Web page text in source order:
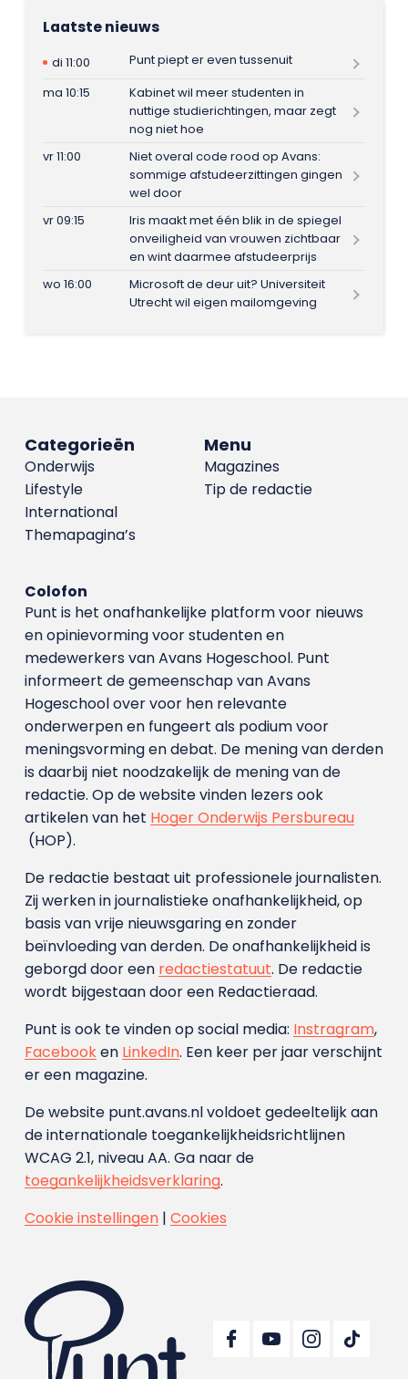
Laatste nieuws
di 11:00
Punt piept er even tussenuit
ma 10:15
Kabinet wil meer studenten in
nuttige studierichtingen, maar zegt
nog niet hoe
vr 11:00
Niet overal code rood op Avans:
sommige afstudeerzittingen gingen
wel door
vr 09:15
Iris maakt met één blik in de spiegel
onveiligheid van vrouwen zichtbaar
en wint daarmee afstudeerprijs
wo 16:00
Microsoft de deur uit? Universiteit
Utrecht wil eigen mailomgeving
Menu
Magazines
Tip de redactie
Categorieën
Onderwijs
Lifestyle
International
Themapagina’s
Colofon
Punt is het onafhankelijke platform voor nieuws
en opinievorming voor studenten en
medewerkers van Avans Hoge­school. Punt
informeert de gemeenschap van Avans
Hogeschool over voor hen relevante
onderwerpen en fungeert als podium voor
meningsvorming en debat. De mening van derden
is daarbij niet noodzakelijk de mening van de
redactie. Op de website vinden lezers ook
artikelen van het Hoger Onderwijs Persbureau
(HOP).
De redactie bestaat uit professionele journalisten.
Zij werken in journalistieke onafhankelijkheid, op
basis van vrije nieuwsgaring en zonder
beïnvloeding van derden. De onafhankelijkheid is
geborgd door een redactiestatuut. De redactie
wordt bijgestaan door een Redactieraad.
Punt is ook te vinden op social media: Instragram,
Facebooken LinkedIn. Een keer per jaar verschijnt
er een magazine.
De website punt.avans.nl voldoet gedeeltelijk aan
de internationale toegankelijkheidsrichtlijnen
WCAG 2.1, niveau AA. Ga naar de
toegankelijkheidsverklaring.
Cookie instellingen| Cookies